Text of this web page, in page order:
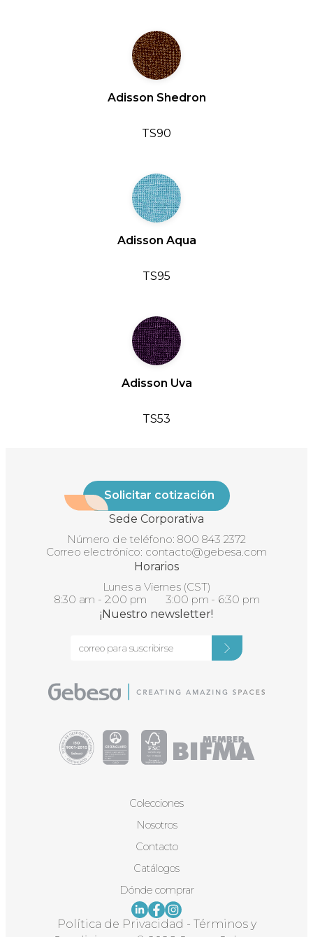
Adisson Shedron
TS90
Adisson Aqua
TS95
Adisson Uva
TS53
Solicitar cotización
Sede Corporativa
Número de teléfono: 800 843 2372
Correo electrónico: contacto@gebesa.com
Horarios
Lunes a Viernes (CST)
8:30 am - 2:00 pm 3:00 pm - 6:30 pm
¡Nuestro newsletter!
Colecciones
Nosotros
Contacto
Catálogos
Dónde comprar
Política de Privacidad - Términos y